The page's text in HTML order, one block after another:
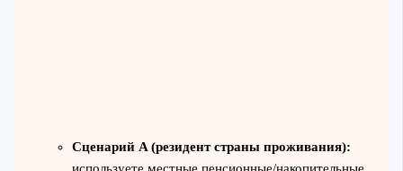
Сценарий A (резидент страны проживания):